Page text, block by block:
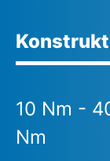
10 Nm -
Nm